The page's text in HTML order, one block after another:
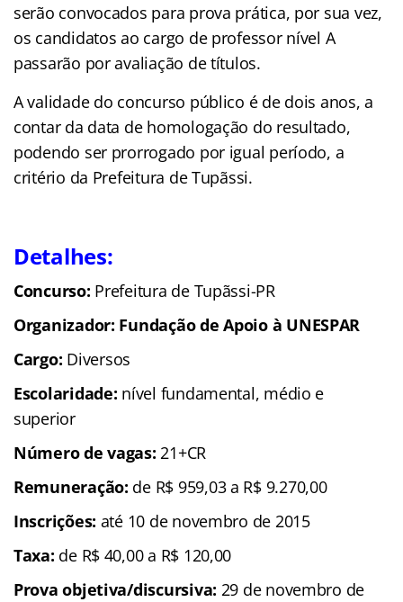
serão convocados para prova prática, por sua vez,
os candidatos ao cargo de professor nível A
passarão por avaliação de títulos.
A validade do concurso público é de dois anos, a
contar da data de homologação do resultado,
podendo ser prorrogado por igual período, a
critério da Prefeitura de Tupãssi.
Detalhes:
Concurso: Prefeitura de Tupãssi-PR
Organizador: Fundação de Apoio à UNESPAR
Cargo: Diversos
Escolaridade: nível fundamental, médio e
superior
Número de vagas: 21+CR
Remuneração: de R$ 959,03 a R$ 9.270,00
Inscrições: até 10 de novembro de 2015
Taxa: de R$ 40,00 a R$ 120,00
Prova objetiva/discursiva: 29 de novembro de